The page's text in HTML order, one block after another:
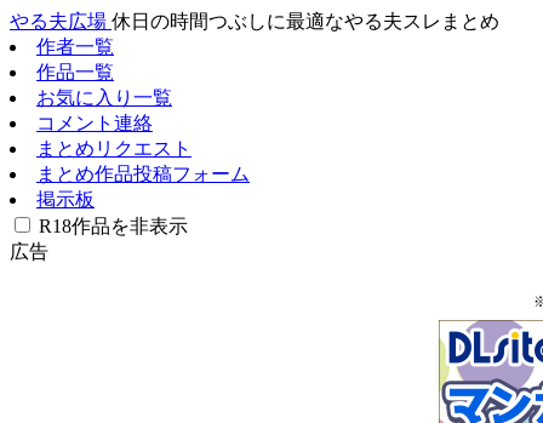
やる夫広場 休日の時間つぶしに最適なやる夫スレまとめ
作者一覧
作品一覧
お気に入り一覧
コメント連絡
まとめリクエスト
まとめ作品投稿フォーム
掲示板
R18作品を非表示
広告